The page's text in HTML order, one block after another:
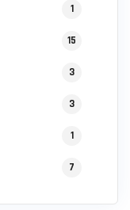
1
15
3
3
1
7